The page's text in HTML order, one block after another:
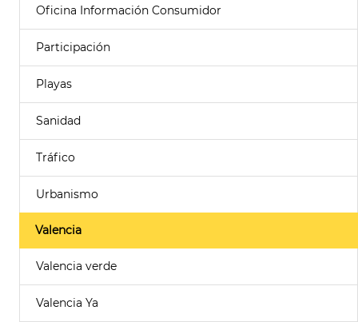
Oficina Información Consumidor
Participación
Playas
Sanidad
Tráfico
Urbanismo
Valencia
Valencia verde
Valencia Ya